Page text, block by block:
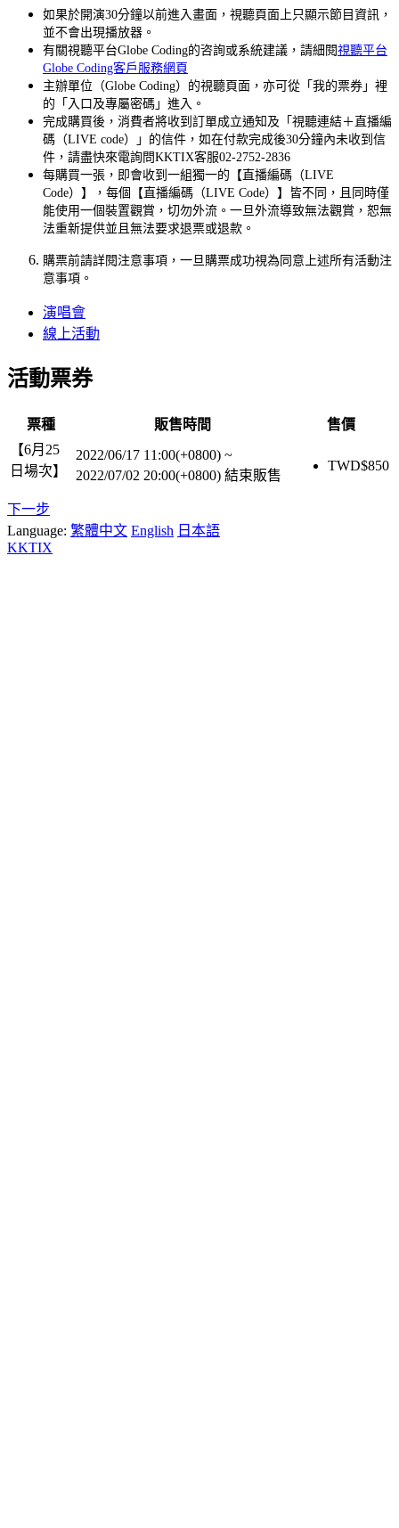
如果於開演30分鐘以前進入畫面，視聽頁面上只顯示節目資訊，
並不會出現播放器。
有關視聽平台Globe Coding的咨詢或系統建議，請細閱視聽平台
Globe Coding客戶服務網頁
主辦單位（Globe Coding）的視聽頁面，亦可從「我的票券」裡
的「入口及專屬密碼」進入。
完成購買後，消費者將收到訂單成立通知及「視聽連結＋直播編
碼（LIVE code）」的信件，如在付款完成後30分鐘內未收到信
件，請盡快來電詢問KKTIX客服02-2752-2836
每購買一張，即會收到一組獨一的【直播編碼（LIVE
Code）】，每個【直播編碼（LIVE Code）】皆不同，且同時僅
能使用一個裝置觀賞，切勿外流。一旦外流導致無法觀賞，恕無
法重新提供並且無法要求退票或退款。
購票前請詳閱注意事項，一旦購票成功視為同意上述所有活動注
意事項。
演唱會
線上活動
活動票券
票種 販售時間
售價
【6月25
日場次】
2022/06/17 11:00(+0800) ~
2022/07/02 20:00(+0800) 結束販售
TWD$850
下一步
Language: 繁體中文 English 日本語
KKTIX